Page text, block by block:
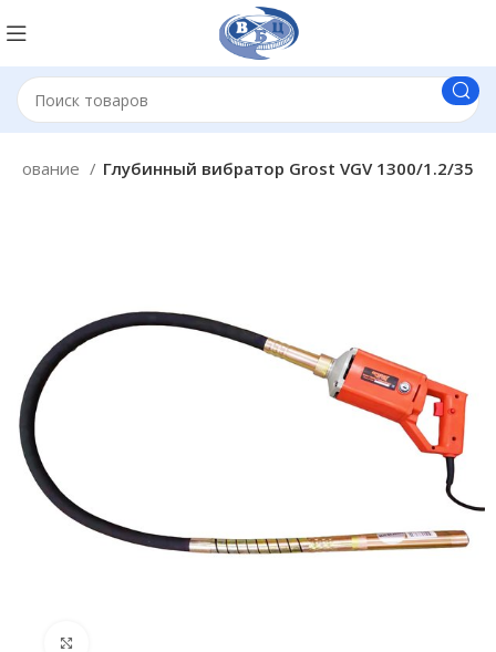
Глубинный вибратор Grost VGV 1300/1.2/35